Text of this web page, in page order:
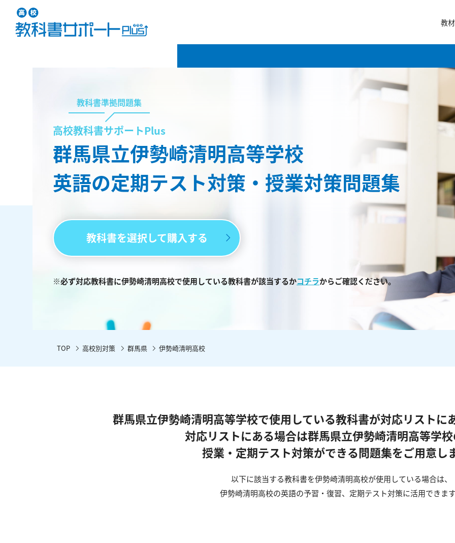
教
教科書準拠問題集
高校教科書サポートPlus
群馬県立伊勢崎清明高等学校
英語の定期テスト対策・授業対策問題集
教科書を選択して購入する
※必ず対応教科書に伊勢崎清明高校で使用している教科書が該当するかコチラからご確認ください。
TOP 高校別対策 群馬県 伊勢崎清明高校
群馬県立伊勢崎清明高等学校で使用している教科書が対応リストに
対応リストにある場合は群馬県立伊勢崎清明高等学
授業・定期テスト対策ができる問題集をご用意し
以下に該当する教科書を伊勢崎清明高校が使用している場合は、
伊勢崎清明高校の英語の予習・復習、定期テスト対策に活用できま